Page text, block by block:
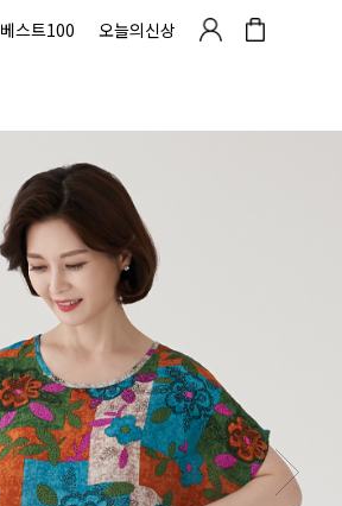
베스트100 오늘의신상